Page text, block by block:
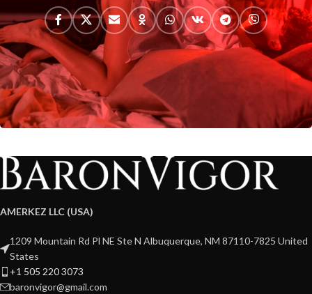
AMERKEZ LLC (USA)
1209 Mountain Rd Pl NE Ste N Albuquerque, NM 87110-7825 United
States
+1 505 220 3073
baronvigor@gmail.com